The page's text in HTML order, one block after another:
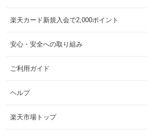
楽天カード新規入会で2,000ポイント
安心・安全への取り組み
ご利用ガイド
ヘルプ
楽天市場トップ